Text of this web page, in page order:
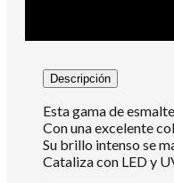
Descripción
Esta gama de
Con una excelente
Su brillo intenso se
Cataliza con LED y